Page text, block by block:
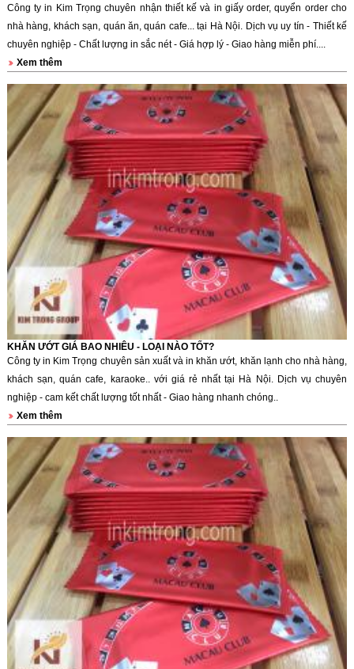
Công ty in Kim Trọng chuyên nhận thiết kế và in giấy order, quyển order cho
nhà hàng, khách sạn, quán ăn, quán cafe... tại Hà Nội. Dịch vụ uy tín - Thiết kế
chuyên nghiệp - Chất lượng in sắc nét - Giá hợp lý - Giao hàng miễn phí....
Xem thêm
KHĂN ƯỚT GIÁ BAO NHIÊU - LOẠI NÀO TỐT?
Công ty in Kim Trọng chuyên sản xuất và in khăn ướt, khăn lạnh cho nhà hàng,
khách sạn, quán cafe, karaoke.. với giá rẻ nhất tại Hà Nội. Dịch vụ chuyên
nghiệp - cam kết chất lượng tốt nhất - Giao hàng nhanh chóng..
Xem thêm